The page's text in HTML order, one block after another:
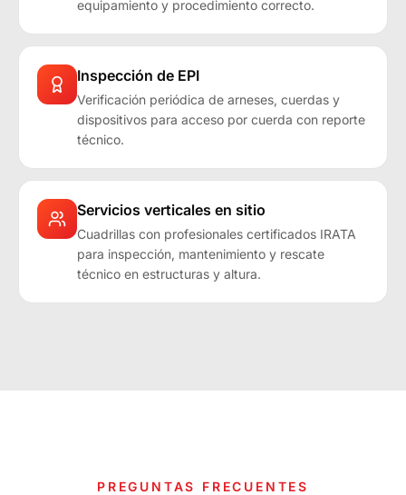
equipamiento y procedimiento correcto.
Inspección de EPI
Verificación periódica de arneses, cuerdas y
dispositivos para acceso por cuerda con reporte
técnico.
Servicios verticales en sitio
Cuadrillas con profesionales certificados IRATA
para inspección, mantenimiento y rescate
técnico en estructuras y altura.
PREGUNTAS FRECUENTES